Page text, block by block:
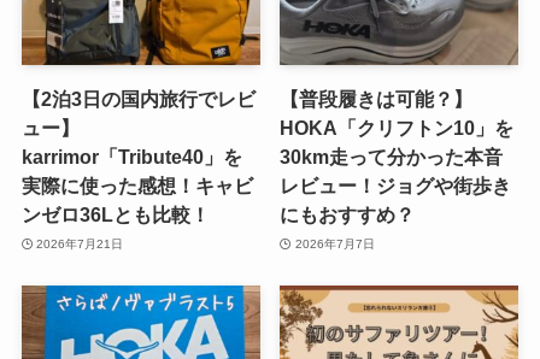
【2泊3日の国内旅行でレビ
ュー】
karrimor「Tribute40」を
実際に使った感想！キャビ
ンゼロ36Lとも比較！
2026年7月21日
【普段履きは可能？】
HOKA「クリフトン10」を
30km走って分かった本音
レビュー！ジョグや街歩き
にもおすすめ？
2026年7月7日